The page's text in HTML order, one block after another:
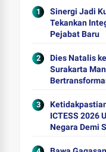
Sinergi Jadi
Tekankan
Pejabat Baru
Dies Natalis
Surakarta
ICTESS 2026
Negara Demi